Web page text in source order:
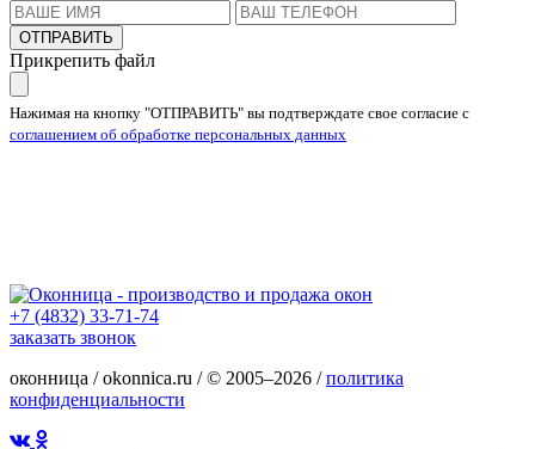
ОТПРАВИТЬ
Прикрепить файл
Нажимая на кнопку "ОТПРАВИТЬ" вы подтверждате свое согласие с
соглашением об обработке персональных данных
+7 (4832) 33-71-74
заказать звонок
оконница / okonnica.ru / © 2005–2026 /политика
конфиденциальности